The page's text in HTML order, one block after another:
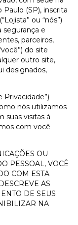
Paulo (SP), inscrita
ou “nós”)
segurança e
parceiros,
do site
outro site,
designados,
Privacidade”)
nós utilizamos
suas visitas à
com você
OU
PESSOAL, VOCÊ
COM ESTA
AS
DE SEUS
NA